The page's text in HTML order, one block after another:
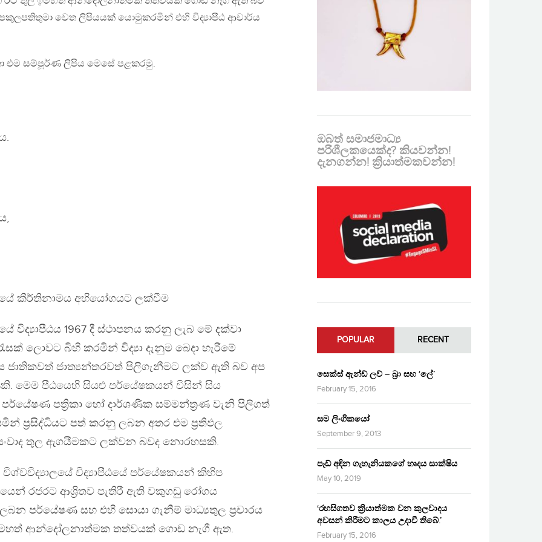
වෙත ලිපියයක් යොමුකරමින් එහි විද්‍යාපීඨ ආචාර්ය
එම සම්පූර්ණ ලිපිය මෙසේ පළකරමු.
කීර්තිනාමය අභියෝගයට ලක්වීම
විද්‍යාපීඨය 1967 දී ස්ථාපනය කරනු ලැබ මේ දක්වා
ලොවට බිහි කරමින් විද්‍යා දැනුම බෙදා හැරීමේ
ජාතිකවත් ජාත්‍යන්තරවත් පිලිගැනීමට ලක්ව ඇති බව අප
මෙම පීඨයෙහි සියළු පර්යේෂකයන් විසින් සිය
පත්‍රිකා හෝ දාර්ශණික සම්මන්ත්‍රණ වැනි පිලිගත්
ප්‍රසිද්ධියට පත් කරනු ලබන අතර එම ප්‍රතිඵල
තුල ඇගයීමකට ලක්වන බවද නොරහසකි.
විද්‍යාපීඨයේ පර්යේෂකයන් කිහිප
රජරට ආශ්‍රිතව පැතිරී ඇති වකුගඩු රෝගය
පර්යේෂණ සහ එහි සොයා ගැනීම් මාධ්‍යතුල ප්‍රචාරය
ආන්දෝලනාත්මක තත්වයක් ගොඩ නැගී ඇත.
ඔබත් සමාජමාධ්‍ය
පරිශීලකයෙක්ද? කියවන්න!
දැනගන්න! ක්‍රියාත්මකවන්න!
POPULAR RECENT
සෙක්ස් ඇන්ඩ් ලව් – බ්‍රා සහ ‘ලේ’
February 15, 2016
සම ලිංගිකයෝ
September 9, 2013
පෑඩ් අඳින ගැහැනියකගේ හෘදය සාක්ෂිය
May 10, 2019
‘රහසිගතව ක්‍රියාත්මක වන කුලවාදය
අවසන් කිරීමට කාලය උදාවී තිබේ.’
February 15, 2016